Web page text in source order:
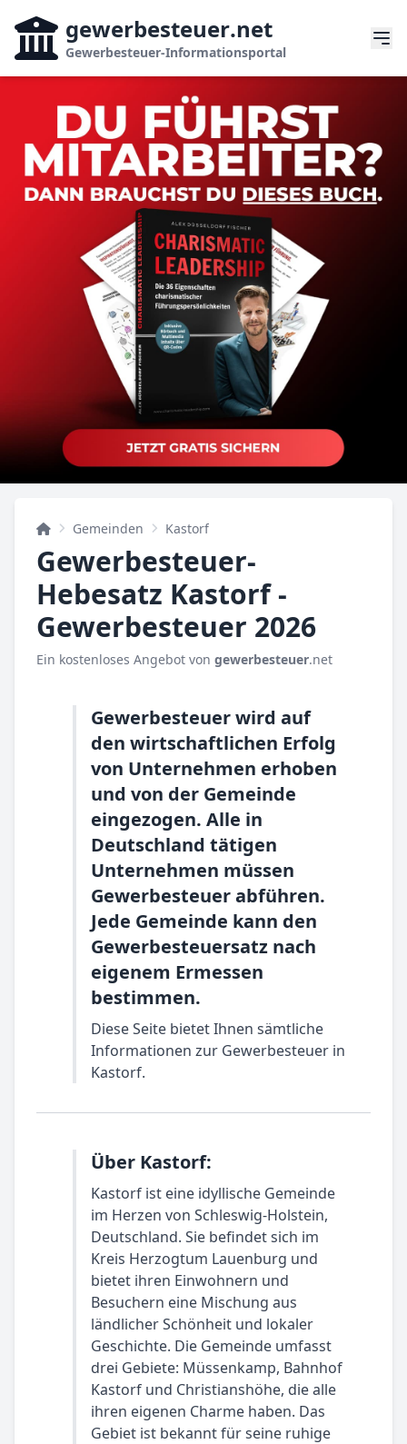
gewerbesteuer.net
Gewerbesteuer-Informationsportal
Gemeinden Kastorf
Gewerbesteuer-
Hebesatz Kastorf -
Gewerbesteuer 2026
Ein kostenloses Angebot von gewerbesteuer.net
Gewerbesteuer wird auf
den wirtschaftlichen Erfolg
von Unternehmen erhoben
und von der Gemeinde
eingezogen. Alle in
Deutschland tätigen
Unternehmen müssen
Gewerbesteuer abführen.
Jede Gemeinde kann den
Gewerbesteuersatz nach
eigenem Ermessen
bestimmen.
Diese Seite bietet Ihnen sämtliche
Informationen zur Gewerbesteuer in
Kastorf.
Über Kastorf:
Kastorf ist eine idyllische Gemeinde
im Herzen von Schleswig-Holstein,
Deutschland. Sie befindet sich im
Kreis Herzogtum Lauenburg und
bietet ihren Einwohnern und
Besuchern eine Mischung aus
ländlicher Schönheit und lokaler
Geschichte. Die Gemeinde umfasst
drei Gebiete: Müssenkamp, Bahnhof
Kastorf und Christianshöhe, die alle
ihren eigenen Charme haben. Das
Gebiet ist bekannt für seine ruhige